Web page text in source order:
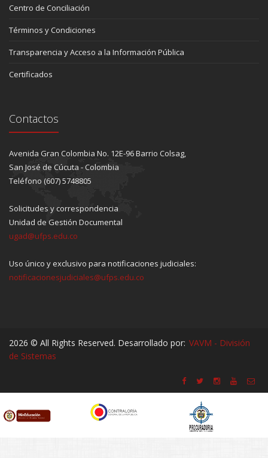
Centro de Conciliación
Términos y Condiciones
Transparencia y Acceso a la Información Pública
Certificados
Contactos
Avenida Gran Colombia No. 12E-96 Barrio Colsag,
San José de Cúcuta - Colombia
Teléfono (607) 5748805
Solicitudes y correspondencia
Unidad de Gestión Documental
ugad@ufps.edu.co
Uso único y exclusivo para notificaciones judiciales:
notificacionesjudiciales@ufps.edu.co
2026 © All Rights Reserved. Desarrollado por: VAVM - División
de Sistemas